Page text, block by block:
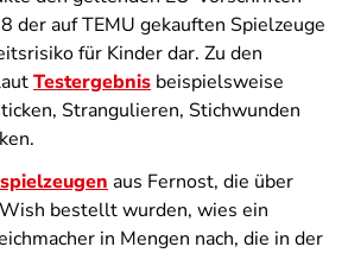
der auf TEMU gekauften Spielzeuge
für Kinder dar. Zu den
Testergebnis beispielsweise
Strangulieren, Stichwunden
aus Fernost, die über
bestellt wurden, wies ein
in Mengen nach, die in der